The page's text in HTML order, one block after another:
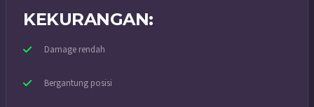
KEKURANGAN:
Damage rendah
Bergantung posisi